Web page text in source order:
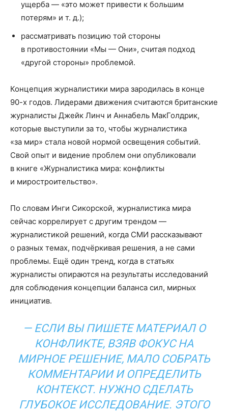
ущерба — «это может привести к большим
потерям» и т. д.);
рассматривать позицию той стороны
в противостоянии «Мы — Они», считая подход
«другой стороны» проблемой.
Концепция журналистики мира зародилась в конце
90-х годов. Лидерами движения считаются британские
журналисты Джейк Линч и Аннабель МакГолдрик,
которые выступили за то, чтобы журналистика
«за мир» стала новой нормой освещения событий.
Свой опыт и видение проблем они опубликовали
в книге «Журналистика мира: конфликты
и миростроительство».
По словам Инги Сикорской, журналистика мира
сейчас коррелирует с другим трендом —
журналистикой решений, когда СМИ рассказывают
о разных темах, подчёркивая решения, а не сами
проблемы. Ещё один тренд, когда в статьях
журналисты опираются на результаты исследований
для соблюдения концепции баланса сил, мирных
инициатив.
— ЕСЛИ ВЫ ПИШЕТЕ МАТЕРИАЛ О
КОНФЛИКТЕ, ВЗЯВ ФОКУС НА
МИРНОЕ РЕШЕНИЕ, МАЛО СОБРАТЬ
КОММЕНТАРИИ И ОПРЕДЕЛИТЬ
КОНТЕКСТ. НУЖНО СДЕЛАТЬ
ГЛУБОКОЕ ИССЛЕДОВАНИЕ. ЭТОГО